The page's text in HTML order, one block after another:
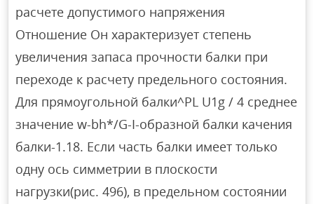
расчете допустимого напряжения
Отношение Он характеризует степень
увеличения запаса прочности балки при
переходе к расчету предельного состояния.
Для прямоугольной балки^PL U1g / 4 среднее
значение w-bh*/G-I-образной балки качения
балки-1.18. Если часть балки имеет только
одну ось симметрии в плоскости
нагрузки(рис. 496), в предельном состоянии